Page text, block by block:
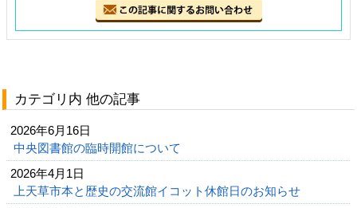
カテゴリ内 他の記事
2026年6月16日
中央図書館の臨時開館について
2026年4月1日
上天草市本と歴史の交流館イコット休館日のお知らせ